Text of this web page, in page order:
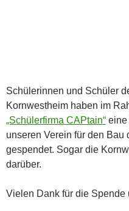
Schülerinnen und Schüler
Kornwestheim haben im
„Schülerfirma CAPtain“ eine
unseren Verein für den Bau
gespendet. Sogar die
darüber.
Vielen Dank für die Spende